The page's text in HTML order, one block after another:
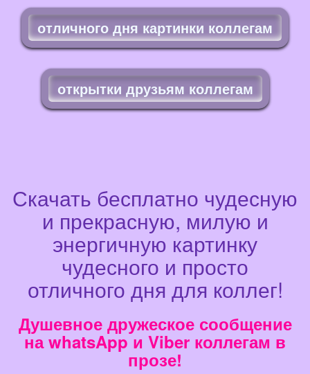
отличного дня картинки коллегам
открытки друзьям коллегам
Скачать бесплатно чудесную
и прекрасную, милую и
энергичную картинку
чудесного и просто
отличного дня для коллег!
Душевное дружеское сообщение
на whatsApp и Viber коллегам в
прозе!